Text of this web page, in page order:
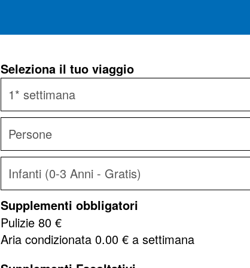
Seleziona il tuo viaggio
Supplementi obbligatori
Pulizie80 €
Aria condizionata 0.00€ a settimana